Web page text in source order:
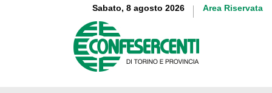
Sabato, 8 agosto 2026 Area Riservata